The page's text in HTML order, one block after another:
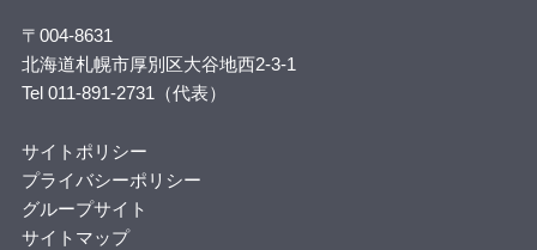
〒004-8631
北海道札幌市厚別区大谷地西2-3-1
Tel 011-891-2731（代表）
サイトポリシー
プライバシーポリシー
グループサイト
サイトマップ